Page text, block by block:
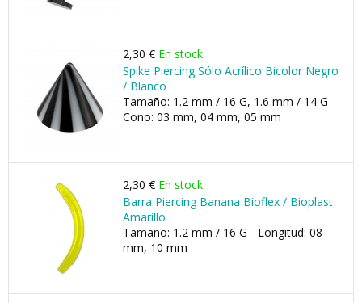
2,30 € En stock
Spike Piercing Sólo Acrílico Bicolor Negro
/ Blanco
Tamaño: 1.2 mm / 16 G, 1.6 mm / 14 G -
Cono: 03 mm, 04 mm, 05 mm
2,30 € En stock
Barra Piercing Banana Bioflex / Bioplast
Amarillo
Tamaño: 1.2 mm / 16 G - Longitud: 08
mm, 10 mm